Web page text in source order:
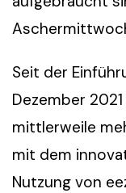
Seit der
Dezember
mittlerweile
mit dem
Nutzung von